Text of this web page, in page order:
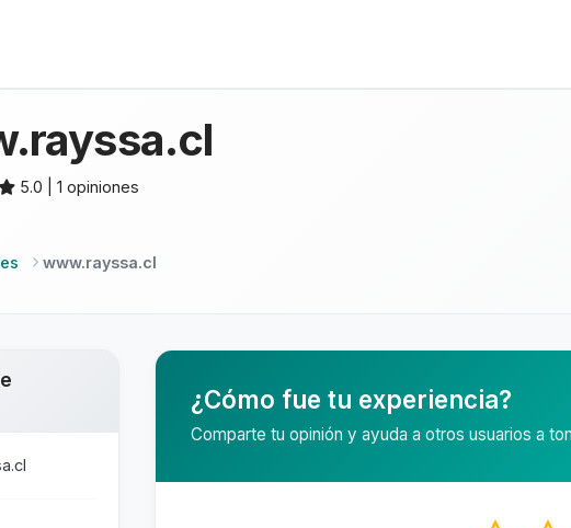
5.0 | 1 opiniones
www.rayssa.cl
¿Cómo fue tu experiencia?
Comparte tu opinión y ayuda a otros usuarios a